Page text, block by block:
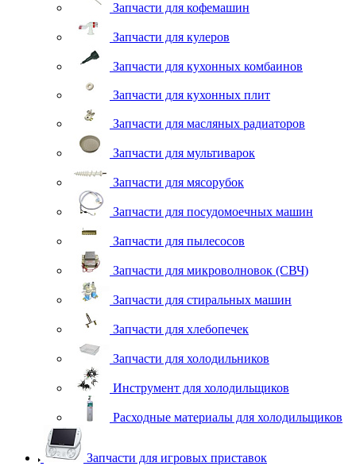
Запчасти для кофемашин
Запчасти для кулеров
Запчасти для кухонных комбаинов
Запчасти для кухонных плит
Запчасти для масляных радиаторов
Запчасти для мультиварок
Запчасти для мясорубок
Запчасти для посудомоечных машин
Запчасти для пылесосов
Запчасти для микроволновок (СВЧ)
Запчасти для стиральных машин
Запчасти для хлебопечек
Запчасти для холодильников
Инструмент для холодильщиков
Расходные материалы для холодильщиков
Запчасти для игровых приставок